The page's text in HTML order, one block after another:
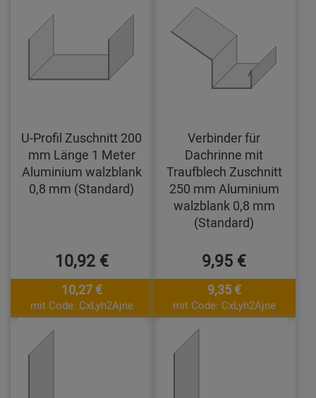
U-Profil Zuschnitt 200
mm Länge 1 Meter
Aluminium walzblank
0,8 mm (Standard)
10,92 €
10,27 €
mit Code: CxLyh2Ajne
Verbinder für
Dachrinne mit
Traufblech Zuschnitt
250 mm Aluminium
walzblank 0,8 mm
(Standard)
9,95 €
9,35 €
mit Code: CxLyh2Ajne